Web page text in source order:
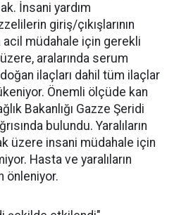
İnsani yardım
giriş/çıkışlarının
acil müdahale için gerekli
aralarında serum
ilaçları dahil tüm ilaçlar
Önemli ölçüde kan
Bakanlığı Gazze Şeridi
bulundu. Yaralıların
üzere insani müdahale için
Hasta ve yaralıların
önleniyor.